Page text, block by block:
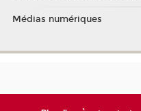
Médias numériques